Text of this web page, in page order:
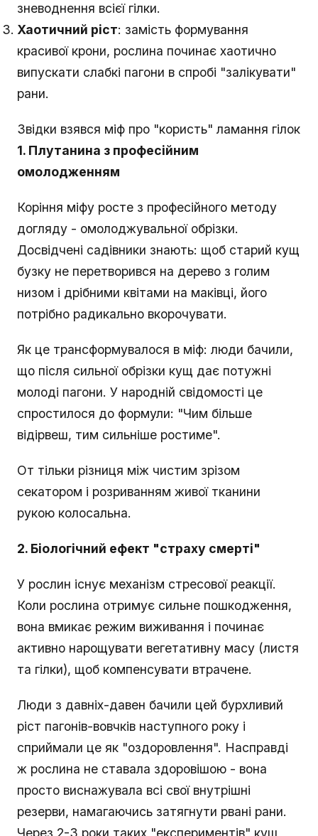
зневоднення всієї гілки.
Хаотичний ріст: замість формування
красивої крони, рослина починає хаотично
випускати слабкі пагони в спробі "залікувати"
рани.
Звідки взявся міф про "користь" ламання гілок
1. Плутанина з професійним
омолодженням
Коріння міфу росте з професійного методу
догляду - омолоджувальної обрізки.
Досвідчені садівники знають: щоб старий кущ
бузку не перетворився на дерево з голим
низом і дрібними квітами на маківці, його
потрібно радикально вкорочувати.
Як це трансформувалося в міф: люди бачили,
що після сильної обрізки кущ дає потужні
молоді пагони. У народній свідомості це
спростилося до формули: "Чим більше
відірвеш, тим сильніше ростиме".
От тільки різниця між чистим зрізом
секатором і розриванням живої тканини
рукою колосальна.
2. Біологічний ефект "страху смерті"
У рослин існує механізм стресової реакції.
Коли рослина отримує сильне пошкодження,
вона вмикає режим виживання і починає
активно нарощувати вегетативну масу (листя
та гілки), щоб компенсувати втрачене.
Люди з давніх-давен бачили цей бурхливий
ріст пагонів-вовчків наступного року і
сприймали це як "оздоровлення". Насправді
ж рослина не ставала здоровішою - вона
просто виснажувала всі свої внутрішні
резерви, намагаючись затягнути рвані рани.